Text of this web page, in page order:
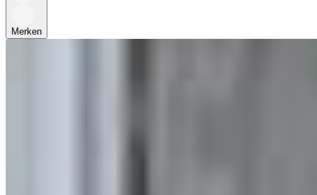
Merken